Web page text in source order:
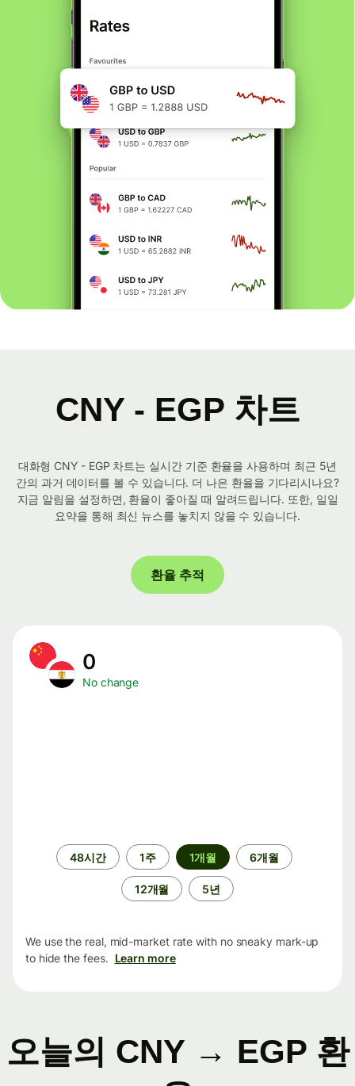
CNY - EGP 차트
대화형 CNY - EGP 차트는 실시간 기준 환율을 사용하며 최근 5년
간의 과거 데이터를 볼 수 있습니다. 더 나은 환율을 기다리시나요?
지금 알림을 설정하면, 환율이 좋아질 때 알려드립니다. 또한, 일일
요약을 통해 최신 뉴스를 놓치지 않을 수 있습니다.
환율 추적
0
No change
48시간 1주 1개월 6개월
12개월 5년
We use the real, mid-market rate with no sneaky mark-up
to hide the fees. Learn more
오늘의 CNY → EGP 환